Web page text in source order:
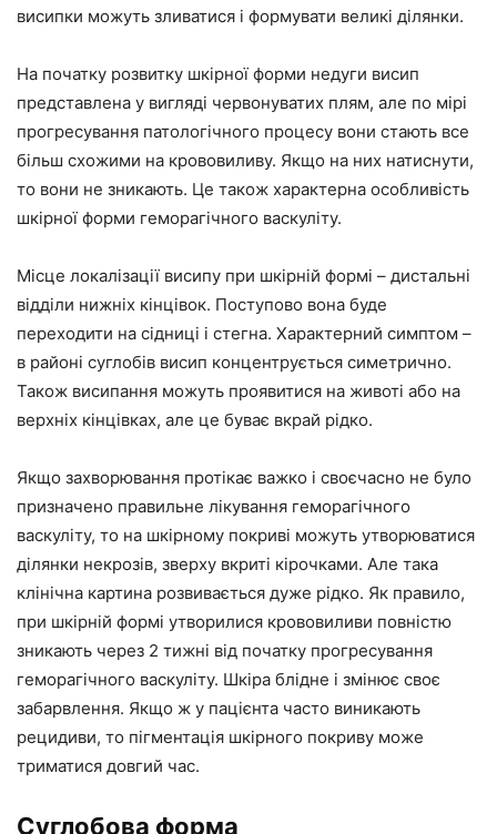
висипки можуть зливатися і формувати великі ділянки.
На початку розвитку шкірної форми недуги висип
представлена у вигляді червонуватих плям, але по мірі
прогресування патологічного процесу вони стають все
більш схожими на крововиливу. Якщо на них натиснути,
то вони не зникають. Це також характерна особливість
шкірної форми геморагічного васкуліту.
Місце локалізації висипу при шкірній формі – дистальні
відділи нижніх кінцівок. Поступово вона буде
переходити на сідниці і стегна. Характерний симптом –
в районі суглобів висип концентрується симетрично.
Також висипання можуть проявитися на животі або на
верхніх кінцівках, але це буває вкрай рідко.
Якщо захворювання протікає важко і своєчасно не було
призначено правильне лікування геморагічного
васкуліту, то на шкірному покриві можуть утворюватися
ділянки некрозів, зверху вкриті кірочками. Але така
клінічна картина розвивається дуже рідко. Як правило,
при шкірній формі утворилися крововиливи повністю
зникають через 2 тижні від початку прогресування
геморагічного васкуліту. Шкіра блідне і змінює своє
забарвлення. Якщо ж у пацієнта часто виникають
рецидиви, то пігментація шкірного покриву може
триматися довгий час.
Суглобова форма